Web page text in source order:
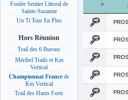
Foulée Sentier Littoral de
Sainte-Suzanne
Un Ti Tour En Plus
Hors Réunion
Trail des 6 Burons
Méribel Trails et Km
Vertical
Championnat France de
Km Vertical
Trail des Hauts Forts